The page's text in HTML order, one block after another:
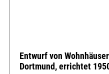
Entwurf von
Dortmund, errichtet